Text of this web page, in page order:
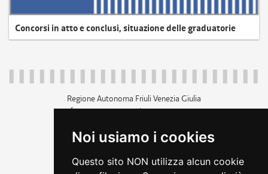
Noi usiamo i cookies
Questo sito NON utilizza alcun cookie
Concorsi in atto e conclusi, situazione delle graduatorie
Regione Autonoma Friuli Venezia Giulia
c.f. 80014930327; p.iva 00526040324
+39 040 3771111